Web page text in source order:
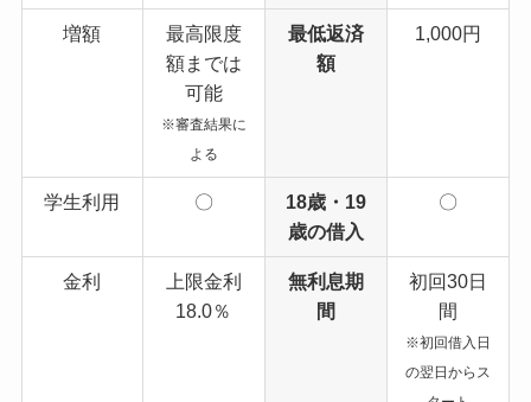
増額
最高限度
額までは
可能
※審査結果に
よる
最低返済
額
1,000円
学生利用 〇
18歳・19
歳の借入
〇
金利
上限金利
18.0％
無利息期
間
初回30日
間
※初回借入日
の翌日からス